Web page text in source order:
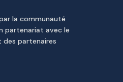
la communauté
partenariat avec le
des partenaires